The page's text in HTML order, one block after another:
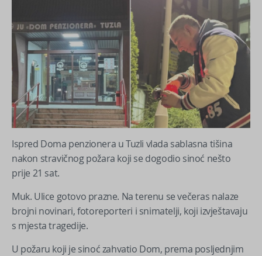
Ispred Doma penzionera u Tuzli vlada sablasna tišina
nakon stravičnog požara koji se dogodio sinoć nešto
prije 21 sat.
Muk. Ulice gotovo prazne. Na terenu se večeras nalaze
brojni novinari, fotoreporteri i snimatelji, koji izvještavaju
s mjesta tragedije.
U požaru koji je sinoć zahvatio Dom, prema posljednjim